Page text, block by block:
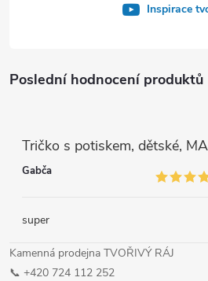
Poslední hodnocení produktů
Gabča
super
Kamenná prodejna TVOŘIVÝ RÁJ
📞 +420 724 112 252
Inspirace